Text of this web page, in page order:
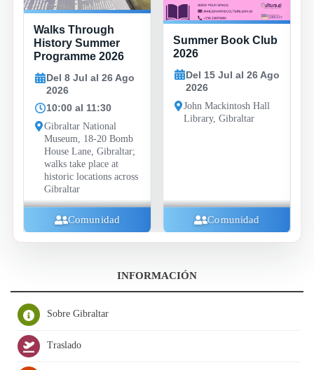
Walks Through
History Summer
Programme 2026
Del 8 Jul al 26 Ago
2026
10:00 al 11:30
Gibraltar National
Museum, 18-20 Bomb
House Lane, Gibraltar;
walks take place at
historic locations across
Gibraltar
Comunidad
Summer Book Club
2026
Del 15 Jul al 26 Ago
2026
John Mackintosh Hall
Library, Gibraltar
Comunidad
INFORMACIÓN
Sobre Gibraltar
Traslado